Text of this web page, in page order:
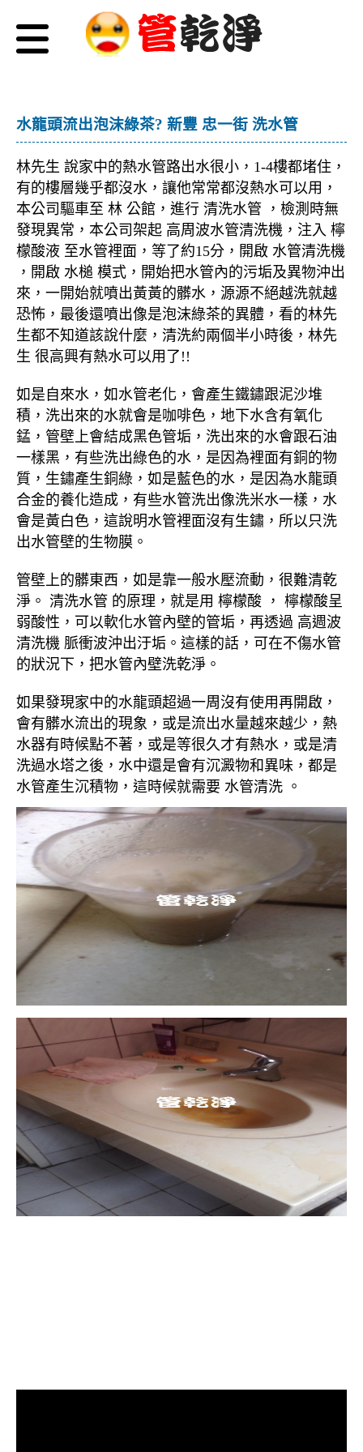
水龍頭流出泡沫綠茶? 新豐 忠一街 洗水管
林先生 說家中的熱水管路出水很小，1-4樓都堵住，
有的樓層幾乎都沒水，讓他常常都沒熱水可以用，
本公司驅車至 林 公館，進行 清洗水管 ，檢測時無
發現異常，本公司架起 高周波水管清洗機，注入 檸
檬酸液 至水管裡面，等了約15分，開啟 水管清洗機
，開啟 水槌 模式，開始把水管內的污垢及異物沖出
來，一開始就噴出黃黃的髒水，源源不絕越洗就越
恐怖，最後還噴出像是泡沫綠茶的異體，看的林先
生都不知道該說什麼，清洗約兩個半小時後，林先
生 很高興有熱水可以用了!!
如是自來水，如水管老化，會產生鐵鏽跟泥沙堆
積，洗出來的水就會是咖啡色，地下水含有氧化
錳，管壁上會結成黑色管垢，洗出來的水會跟石油
一樣黑，有些洗出綠色的水，是因為裡面有銅的物
質，生鏽產生銅綠，如是藍色的水，是因為水龍頭
合金的養化造成，有些水管洗出像洗米水一樣，水
會是黃白色，這說明水管裡面沒有生鏽，所以只洗
出水管壁的生物膜。
管壁上的髒東西，如是靠一般水壓流動，很難清乾
淨。 清洗水管 的原理，就是用 檸檬酸 ， 檸檬酸呈
弱酸性，可以軟化水管內壁的管垢，再透過 高週波
清洗機 脈衝波沖出汙垢。這樣的話，可在不傷水管
的狀況下，把水管內壁洗乾淨。
如果發現家中的水龍頭超過一周沒有使用再開啟，
會有髒水流出的現象，或是流出水量越來越少，熱
水器有時候點不著，或是等很久才有熱水，或是清
洗過水塔之後，水中還是會有沉澱物和異味，都是
水管產生沉積物，這時候就需要 水管清洗 。